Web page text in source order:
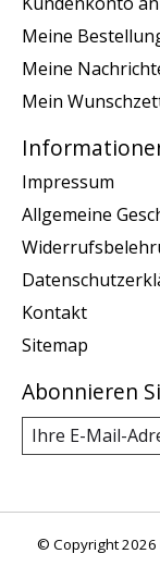
Meine
Meine
Mein
Impressum
Allgemeine
Kontakt
Sitemap
Abonnieren
© Copyright 2026